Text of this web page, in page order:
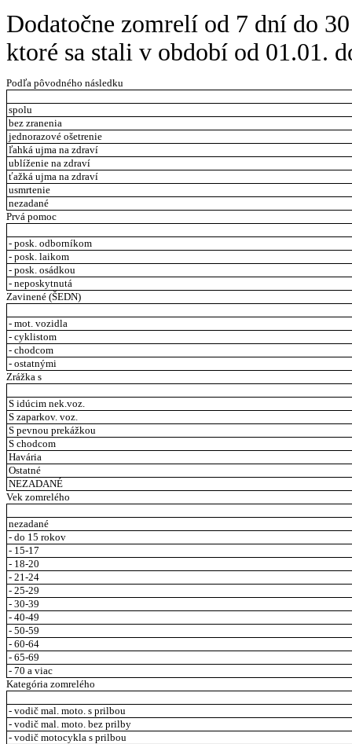
Dodatočne zomrelí od 7 dní do
ktoré sa stali v období od 01.01.
Podľa pôvodného následku
spolu
bez zranenia
jednorazové ošetrenie
ľahká ujma na zdraví
ublíženie na zdraví
ťažká ujma na zdraví
usmrtenie
nezadané
Prvá pomoc
- posk. odborníkom
- posk. laikom
- posk. osádkou
- neposkytnutá
Zavinené (ŠEDN)
- mot. vozidla
- cyklistom
- chodcom
- ostatnými
Zrážka s
S idúcim nek.voz.
S zaparkov. voz.
S pevnou prekážkou
S chodcom
Havária
Ostatné
NEZADANÉ
Vek zomrelého
nezadané
- do 15 rokov
- 15-17
- 18-20
- 21-24
- 25-29
- 30-39
- 40-49
- 50-59
- 60-64
- 65-69
- 70 a viac
Kategória zomrelého
- vodič mal. moto. s prilbou
- vodič mal. moto. bez prilby
- vodič motocykla s prilbou